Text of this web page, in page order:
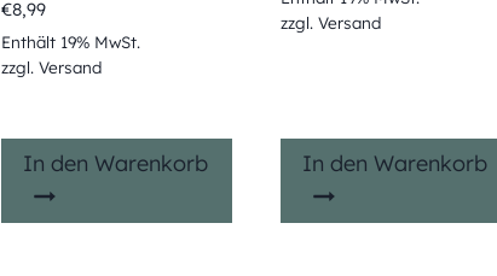
€8,99
Enthält 19% MwSt.
zzgl. Versand
In den Warenkorb
zzgl. Versand
In den Warenkorb